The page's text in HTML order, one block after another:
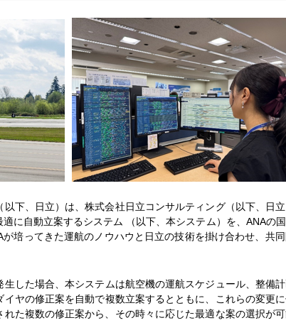
下、日立）は、株式会社日立コンサルティング（以下、日
に自動立案するシステム （以下、本システム）を、ANAの
培ってきた運航のノウハウと日立の技術を掛け合わせ、共
した場合、本システムは航空機の運航スケジュール、整備
ヤの修正案を自動で複数立案するとともに、これらの変更
た複数の修正案から、その時々に応じた最適な案の選択が